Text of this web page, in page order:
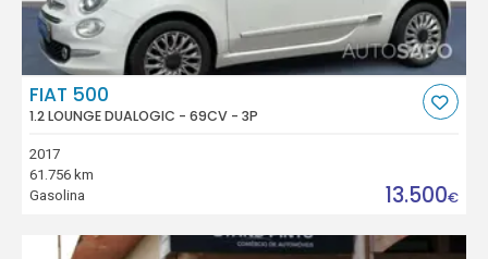
FIAT 500
1.2 LOUNGE DUALOGIC - 69CV - 3P
2017
61.756 km
Gasolina
13.500€